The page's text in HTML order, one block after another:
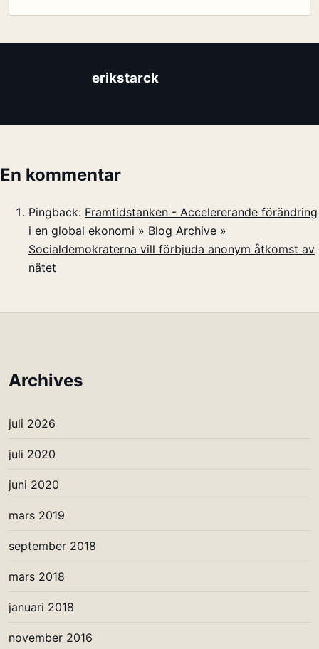
erikstarck
En kommentar
Pingback: Framtidstanken - Accelererande förändring
i en global ekonomi » Blog Archive »
Socialdemokraterna vill förbjuda anonym åtkomst av
nätet
Archives
juli 2026
juli 2020
juni 2020
mars 2019
september 2018
mars 2018
januari 2018
november 2016